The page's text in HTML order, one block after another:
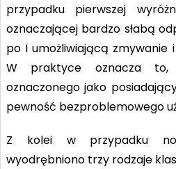
przypadku pierwszej
oznaczającej bardzo słabą
po I umożliwiającą zmywanie
W praktyce oznacza
oznaczonego jako
pewność bezproblemowego
Z kolei w przypadku
wyodrębniono trzy rodzaje